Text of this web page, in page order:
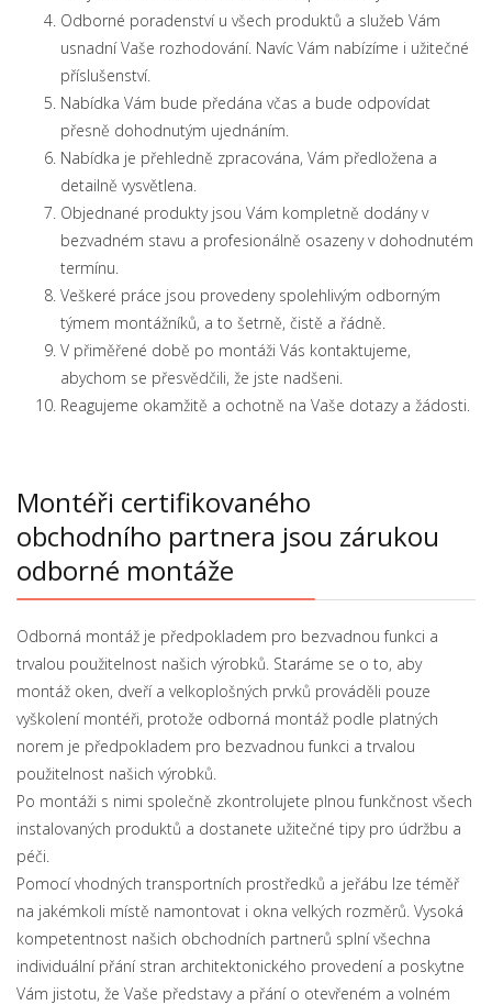
Odborné poradenství u všech produktů a služeb Vám
usnadní Vaše rozhodování. Navíc Vám nabízíme i užitečné
příslušenství.
Nabídka Vám bude předána včas a bude odpovídat
přesně dohodnutým ujednáním.
Nabídka je přehledně zpracována, Vám předložena a
detailně vysvětlena.
Objednané produkty jsou Vám kompletně dodány v
bezvadném stavu a profesionálně osazeny v dohodnutém
termínu.
Veškeré práce jsou provedeny spolehlivým odborným
týmem montážníků, a to šetrně, čistě a řádně.
V přiměřené době po montáži Vás kontaktujeme,
abychom se přesvědčili, že jste nadšeni.
Reagujeme okamžitě a ochotně na Vaše dotazy a žádosti.
Montéři certifikovaného
obchodního partnera jsou zárukou
odborné montáže
Odborná montáž je předpokladem pro bezvadnou funkci a
trvalou použitelnost našich výrobků. Staráme se o to, aby
montáž oken, dveří a velkoplošných prvků prováděli pouze
vyškolení montéři, protože odborná montáž podle platných
norem je předpokladem pro bezvadnou funkci a trvalou
použitelnost našich výrobků.
Po montáži s nimi společně zkontrolujete plnou funkčnost všech
instalovaných produktů a dostanete užitečné tipy pro údržbu a
péči.
Pomocí vhodných transportních prostředků a jeřábu lze téměř
na jakémkoli místě namontovat i okna velkých rozměrů. Vysoká
kompetentnost našich obchodních partnerů splní všechna
individuální přání stran architektonického provedení a poskytne
Vám jistotu, že Vaše představy a přání o otevřeném a volném